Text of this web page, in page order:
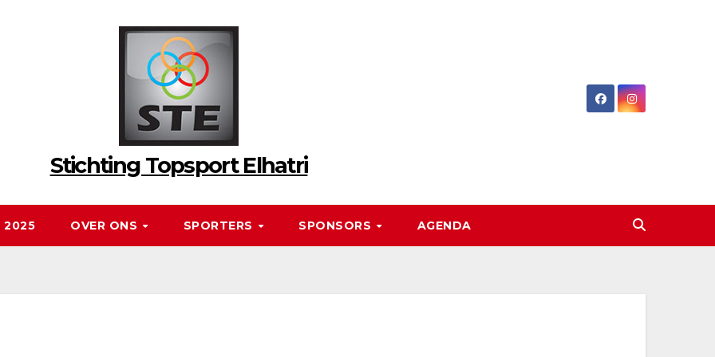
Stichting Topsport Elhatri
2025 OVER ONS SPORTERS SPONSORS AGENDA